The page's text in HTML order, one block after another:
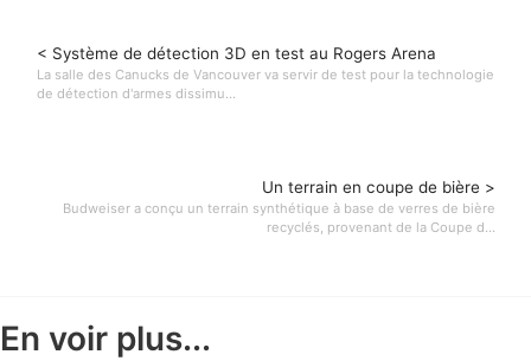
< Système de détection 3D en test au Rogers Arena
La salle des Canucks de Vancouver va servir de test pour la technologie
de détection d'armes dissimu...
Un terrain en coupe de bière >
Budweiser a conçu un terrain synthétique à base de verres de bière
recyclés, provenant de la Coupe d...
En voir plus...